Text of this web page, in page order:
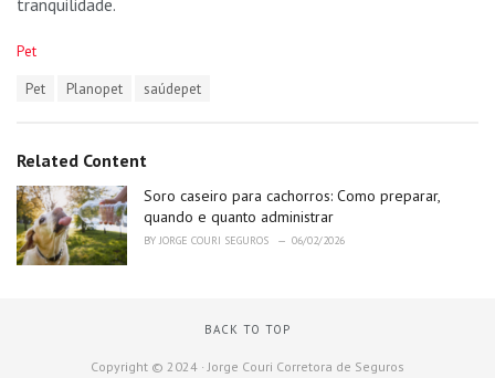
C
r
i
e
s
:
Pet
:
Pet Planopet saúdepet
Related Content
Soro caseiro para cachorros: Como preparar,
quando e quanto administrar
BY JORGE COURI SEGUROS 06/02/2026
BACK TO TOP
Copyright © 2024 · Jorge Couri Corretora de Seguros